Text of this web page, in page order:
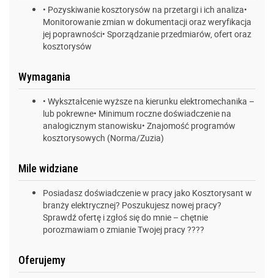
• Pozyskiwanie kosztorysów na przetargi i ich analiza•
Monitorowanie zmian w dokumentacji oraz weryfikacja
jej poprawności• Sporządzanie przedmiarów, ofert oraz
kosztorysów
Wymagania
• Wykształcenie wyższe na kierunku elektromechanika –
lub pokrewne• Minimum roczne doświadczenie na
analogicznym stanowisku• Znajomość programów
kosztorysowych (Norma/Zuzia)
Mile widziane
Posiadasz doświadczenie w pracy jako Kosztorysant w
branży elektrycznej? Poszukujesz nowej pracy?
Sprawdź ofertę i zgłoś się do mnie – chętnie
porozmawiam o zmianie Twojej pracy ????
Oferujemy